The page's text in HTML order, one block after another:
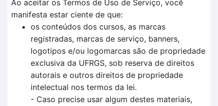
Ao aceitar os Termos de Uso de Serviço, você
manifesta estar ciente de que:
os conteúdos dos cursos, as marcas
registradas, marcas de serviço, banners,
logotipos e/ou logomarcas são de propriedade
exclusiva da UFRGS, sob reserva de direitos
autorais e outros direitos de propriedade
intelectual nos termos da lei.
- Caso precise usar algum destes materiais,